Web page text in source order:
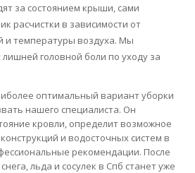
за состоянием крыши, сами
расчистки в зависимости от
и температуры воздуха. Мы
головной боли по уходу за
оптимальный вариант уборки
нашего специалиста. Он
кровли, определит возможное
и водосточных систем в
рекомендации. После
льда и сосулек в Спб станет уже